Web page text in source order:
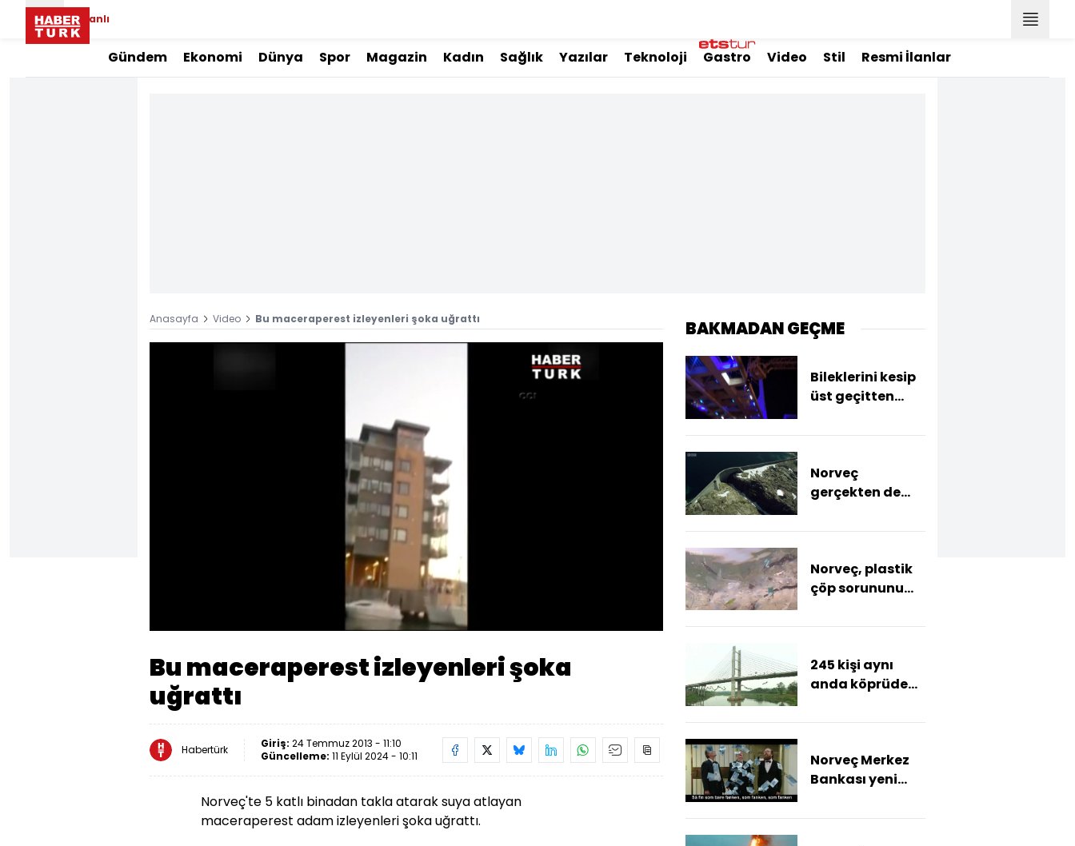
Canlı
Gündem Ekonomi Dünya Spor Magazin Kadın Sağlık Yazılar Teknoloji Gastro Video Stil Resmi İlanlar
Anasayfa Video Bu maceraperest izleyenleri şoka uğrattı
Yüklendi:
100.00%
Bu maceraperest izleyenleri şoka
uğrattı
Habertürk Giriş: 24 Temmuz 2013 - 11:10
Güncelleme: 11 Eylül 2024 - 10:11
Norveç'te 5 katlı binadan takla atarak suya atlayan
maceraperest adam izleyenleri şoka uğrattı.
BAKMADAN GEÇME
Bileklerini kesip
üst geçitten
Norveç
gerçekten de
kadar çevreci bir
Norveç, plastik
çöp sorununu
245 kişi aynı
anda köprüden
Norveç Merkez
Bankası yeni
çekti